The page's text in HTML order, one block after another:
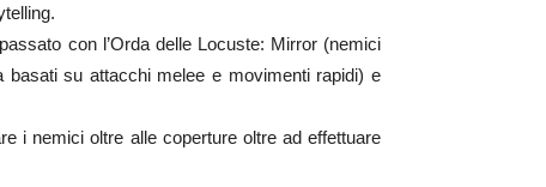
con l’Orda delle Locuste: Mirror (nemici
su attacchi melee e movimenti rapidi) e
i nemici oltre alle coperture oltre ad effettuare